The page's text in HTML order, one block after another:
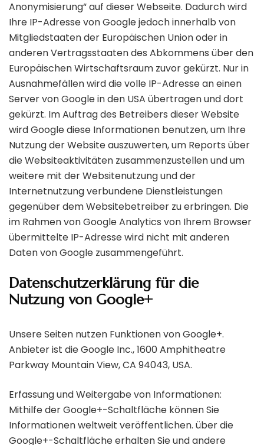
Anonymisierung“ auf dieser Webseite. Dadurch wird
Ihre IP-Adresse von Google jedoch innerhalb von
Mitgliedstaaten der Europäischen Union oder in
anderen Vertragsstaaten des Abkommens über den
Europäischen Wirtschaftsraum zuvor gekürzt. Nur in
Ausnahmefällen wird die volle IP-Adresse an einen
Server von Google in den USA übertragen und dort
gekürzt. Im Auftrag des Betreibers dieser Website
wird Google diese Informationen benutzen, um Ihre
Nutzung der Website auszuwerten, um Reports über
die Websiteaktivitäten zusammenzustellen und um
weitere mit der Websitenutzung und der
Internetnutzung verbundene Dienstleistungen
gegenüber dem Websitebetreiber zu erbringen. Die
im Rahmen von Google Analytics von Ihrem Browser
übermittelte IP-Adresse wird nicht mit anderen
Daten von Google zusammengeführt.
Datenschutzerklärung für die
Nutzung von Google+
Unsere Seiten nutzen Funktionen von Google+.
Anbieter ist die Google Inc., 1600 Amphitheatre
Parkway Mountain View, CA 94043, USA.
Erfassung und Weitergabe von Informationen:
Mithilfe der Google+-Schaltfläche können Sie
Informationen weltweit veröffentlichen. über die
Google+-Schaltfläche erhalten Sie und andere